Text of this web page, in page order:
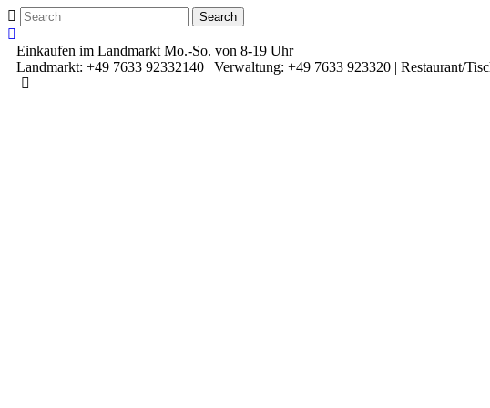
Einkaufen im Landmarkt Mo.-So. von 8-19 Uhr
Landmarkt: +49 7633 92332140 | Verwaltung: +49 7633 923320 | Restaurant/